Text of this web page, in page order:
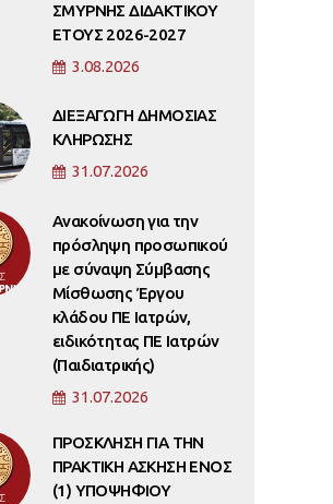
ΣΜΥΡΝΗΣ ΔΙΔΑΚΤΙΚΟΥ
ΕΤΟΥΣ 2026-2027
3.08.2026
ΔΙΕΞΑΓΩΓΗ ΔΗΜΟΣΙΑΣ
ΚΛΗΡΩΣΗΣ
31.07.2026
Ανακοίνωση για την
πρόσληψη προσωπικού
με σύναψη Σύμβασης
Μίσθωσης Έργου
κλάδου ΠΕ Ιατρών,
ειδικότητας ΠΕ Ιατρών
(Παιδιατρικής)
31.07.2026
ΠΡΟΣΚΛΗΣΗ ΓΙΑ ΤΗΝ
ΠΡΑΚΤΙΚΗ ΑΣΚΗΣΗ ΕΝΟΣ
(1) ΥΠΟΨΗΦΙΟΥ